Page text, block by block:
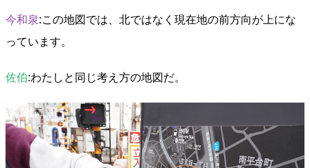
今和泉:この地図では、北ではなく現在地の前方向が上にな
っています。
佐伯:わたしと同じ考え方の地図だ。